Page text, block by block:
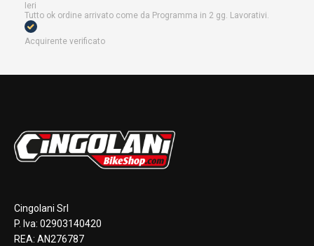
Ieri
Tutto ok ordine arrivato come da Programma in 2 gg. Lavorativi.
Acquirente verificato
Cingolani Srl
P. Iva: 02903140420
REA: AN276787